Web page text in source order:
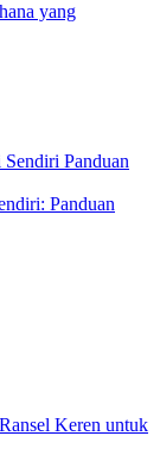
yang
Panduan